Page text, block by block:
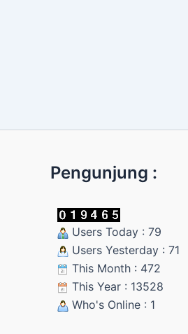
Pengunjung :
Users Today : 79
Users Yesterday : 71
This Month : 472
This Year : 13528
Who's Online : 1